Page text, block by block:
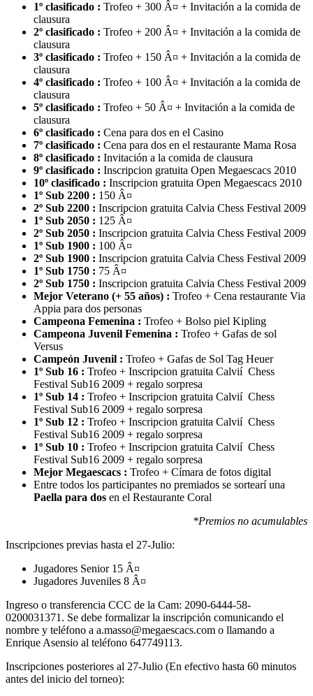
1º clasificado : Trofeo + 300 Â¤ + Invitación a la comida de
clausura
2º clasificado : Trofeo + 200 Â¤ + Invitación a la comida de
clausura
3º clasificado : Trofeo + 150 Â¤ + Invitación a la comida de
clausura
4º clasificado : Trofeo + 100 Â¤ + Invitación a la comida de
clausura
5º clasificado : Trofeo + 50 Â¤ + Invitación a la comida de
clausura
6º clasificado : Cena para dos en el Casino
7º clasificado : Cena para dos en el restaurante Mama Rosa
8º clasificado : Invitación a la comida de clausura
9º clasificado : Inscripcion gratuita Open Megaescacs 2010
10º clasificado : Inscripcion gratuita Open Megaescacs 2010
1º Sub 2200 : 150 Â¤
2º Sub 2200 : Inscripcion gratuita Calvia Chess Festival 2009
1º Sub 2050 : 125 Â¤
2º Sub 2050 : Inscripcion gratuita Calvia Chess Festival 2009
1º Sub 1900 : 100 Â¤
2º Sub 1900 : Inscripcion gratuita Calvia Chess Festival 2009
1º Sub 1750 : 75 Â¤
2º Sub 1750 : Inscripcion gratuita Calvia Chess Festival 2009
Mejor Veterano (+ 55 años) : Trofeo + Cena restaurante Via
Appia para dos personas
Campeona Femenina : Trofeo + Bolso piel Kipling
Campeona Juvenil Femenina : Trofeo + Gafas de sol
Versus
Campeón Juvenil : Trofeo + Gafas de Sol Tag Heuer
1º Sub 16 : Trofeo + Inscripcion gratuita Calvií Chess
Festival Sub16 2009 + regalo sorpresa
1º Sub 14 : Trofeo + Inscripcion gratuita Calvií Chess
Festival Sub16 2009 + regalo sorpresa
1º Sub 12 : Trofeo + Inscripcion gratuita Calvií Chess
Festival Sub16 2009 + regalo sorpresa
1º Sub 10 : Trofeo + Inscripcion gratuita Calvií Chess
Festival Sub16 2009 + regalo sorpresa
Mejor Megaescacs : Trofeo + Címara de fotos digital
Entre todos los participantes no premiados se sortearí una
Paella para dos en el Restaurante Coral
*Premios no acumulables
Inscripciones previas hasta el 27-Julio:
Jugadores Senior 15 Â¤
Jugadores Juveniles 8 Â¤
Ingreso o transferencia CCC de la Cam: 2090-6444-58-
0200031371. Se debe formalizar la inscripción comunicando el
nombre y teléfono a a.masso@megaescacs.com o llamando a
Enrique Asensio al teléfono 647749113.
Inscripciones posteriores al 27-Julio (En efectivo hasta 60 minutos
antes del inicio del torneo):